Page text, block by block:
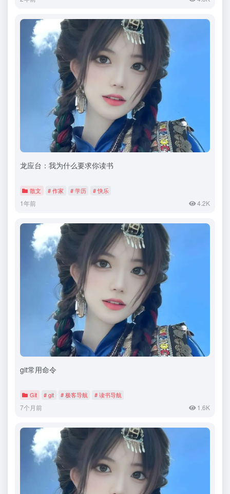
龙应台：我为什么要求你读书
散文 # 作家 # 学历 # 快乐
1年前 4.2K
git常用命令
Git # git # 极客导航 # 读书导航
7个月前 1.6K